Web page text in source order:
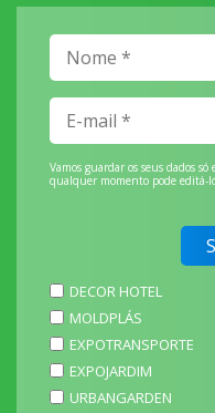
Vamos guardar os seus dados
qualquer momento pode editá-
DECOR HOTEL
MOLDPLÁS
EXPOTRANSPORTE
EXPOJARDIM
URBANGARDEN